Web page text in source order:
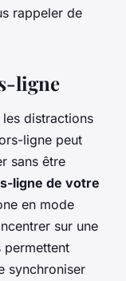
rappeler de
ligne
distractions
ligne peut
sans être
ligne de votre
en mode
sur une
permettent
synchroniser